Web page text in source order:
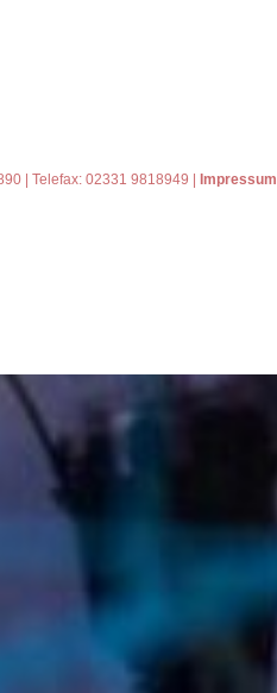
| Telefax: 02331 9818949 | Impressum